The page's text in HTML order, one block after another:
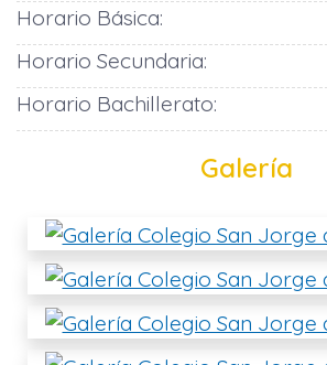
Horario Básica:
Horario Secundaria:
Horario Bachillerato:
Galería